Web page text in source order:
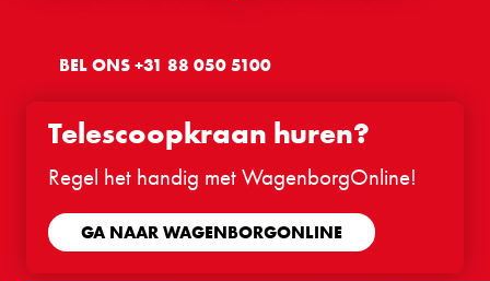
BEL ONS +31 88 050 5100
Telescoopkraan huren?
Regel het handig met WagenborgOnline!
GA NAAR WAGENBORGONLINE